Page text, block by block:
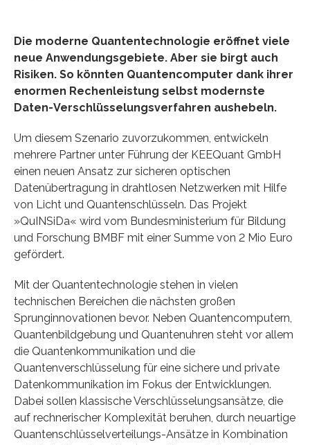
Die moderne Quantentechnologie eröffnet viele
neue Anwendungsgebiete. Aber sie birgt auch
Risiken. So könnten Quantencomputer dank ihrer
enormen Rechenleistung selbst modernste
Daten-Verschlüsselungsverfahren aushebeln.
Um diesem Szenario zuvorzukommen, entwickeln
mehrere Partner unter Führung der KEEQuant GmbH
einen neuen Ansatz zur sicheren optischen
Datenübertragung in drahtlosen Netzwerken mit Hilfe
von Licht und Quantenschlüsseln. Das Projekt
»QuINSiDa« wird vom Bundesministerium für Bildung
und Forschung BMBF mit einer Summe von 2 Mio Euro
gefördert.
Mit der Quantentechnologie stehen in vielen
technischen Bereichen die nächsten großen
Sprunginnovationen bevor. Neben Quantencomputern,
Quantenbildgebung und Quantenuhren steht vor allem
die Quantenkommunikation und die
Quantenverschlüsselung für eine sichere und private
Datenkommunikation im Fokus der Entwicklungen.
Dabei sollen klassische Verschlüsselungsansätze, die
auf rechnerischer Komplexität beruhen, durch neuartige
Quantenschlüsselverteilungs-Ansätze in Kombination